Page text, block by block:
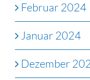
Februar 2024
Januar 2024
Dezember